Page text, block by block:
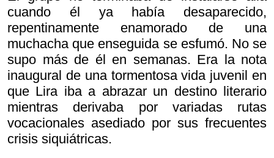
cuando él ya había desaparecido,
repentinamente enamorado de una
muchacha que enseguida se esfumó. No se
supo más de él en semanas. Era la nota
inaugural de una tormentosa vida juvenil en
que Lira iba a abrazar un destino literario
mientras derivaba por variadas rutas
vocacionales asediado por sus frecuentes
crisis siquiátricas.